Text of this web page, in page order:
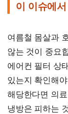
이 이슈에
여름철 몸살과
않는 것이 중요
에어컨 필터 상
있는지 확인해
해당한다면 의
냉방은 피하는